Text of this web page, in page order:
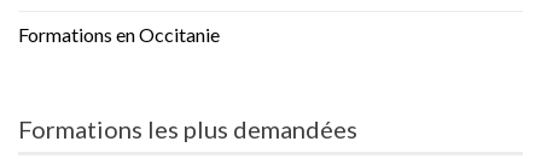
Formations en Occitanie
Formations les plus demandées